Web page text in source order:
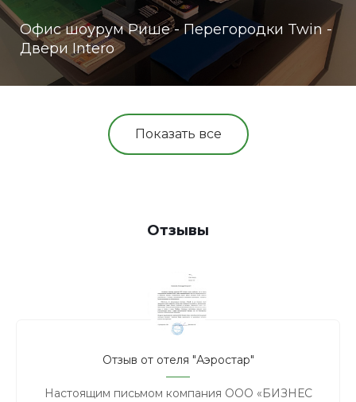
Офис шоурум Рише - Перегородки Twin -
Двери Intero
Показать все
Отзывы
Отзыв от отеля "Аэростар"
Настоящим письмом компания ООО «БИЗНЕС